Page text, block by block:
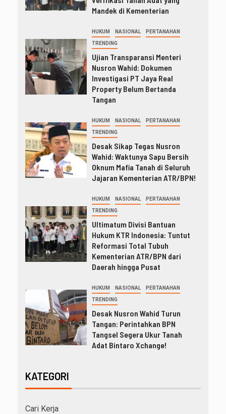
Mandek di Kementerian
HUKUM NASIONAL PERTANAHAN
TRENDING
Ujian Transparansi Menteri
Nusron Wahid: Dokumen
Investigasi PT Jaya Real
Property Belum Bertanda
Tangan
HUKUM NASIONAL PERTANAHAN
TRENDING
Desak Sikap Tegas Nusron
Wahid: Waktunya Sapu Bersih
Oknum Mafia Tanah di Seluruh
Jajaran Kementerian ATR/BPN!
HUKUM NASIONAL PERTANAHAN
TRENDING
Ultimatum Divisi Bantuan
Hukum KTR Indonesia: Tuntut
Reformasi Total Tubuh
Kementerian ATR/BPN dari
Daerah hingga Pusat
HUKUM NASIONAL PERTANAHAN
TRENDING
Desak Nusron Wahid Turun
Tangan: Perintahkan BPN
Tangsel Segera Ukur Tanah
Adat Bintaro Xchange!
KATEGORI
Cari Kerja